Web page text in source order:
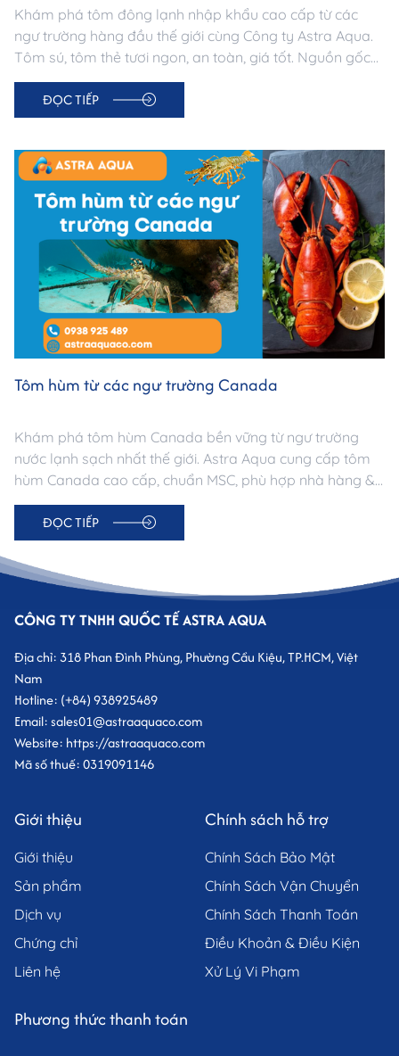
Khám phá tôm đông lạnh nhập khẩu cao cấp từ các
ngư trường hàng đầu thế giới cùng Công ty Astra Aqua.
Tôm sú, tôm thẻ tươi ngon, an toàn, giá tốt. Nguồn gốc
minh bạch – Đạt chuẩn xuất khẩu.
ĐỌC TIẾP
Tôm hùm từ các ngư trường Canada
Khám phá tôm hùm Canada bền vững từ ngư trường
nước lạnh sạch nhất thế giới. Astra Aqua cung cấp tôm
hùm Canada cao cấp, chuẩn MSC, phù hợp nhà hàng &
gia đình. Nguồn gốc minh bạch – Chất lượng vượt trội.
ĐỌC TIẾP
CÔNG TY TNHH QUỐC TẾ ASTRA AQUA
Địa chỉ: 318 Phan Đình Phùng, Phường Cầu Kiệu, TP.HCM, Việt
Nam
Hotline: (+84) 938925489
Email: sales01@astraaquaco.com
Website: https://astraaquaco.com
Mã số thuế: 0319091146
Giới thiệu
Giới thiệu
Sản phẩm
Dịch vụ
Chứng chỉ
Liên hệ
Chính sách hỗ trợ
Chính Sách Bảo Mật
Chính Sách Vận Chuyển
Chính Sách Thanh Toán
Điều Khoản & Điều Kiện
Xử Lý Vi Phạm
Phương thức thanh toán